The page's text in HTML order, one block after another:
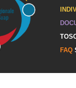
FAQ